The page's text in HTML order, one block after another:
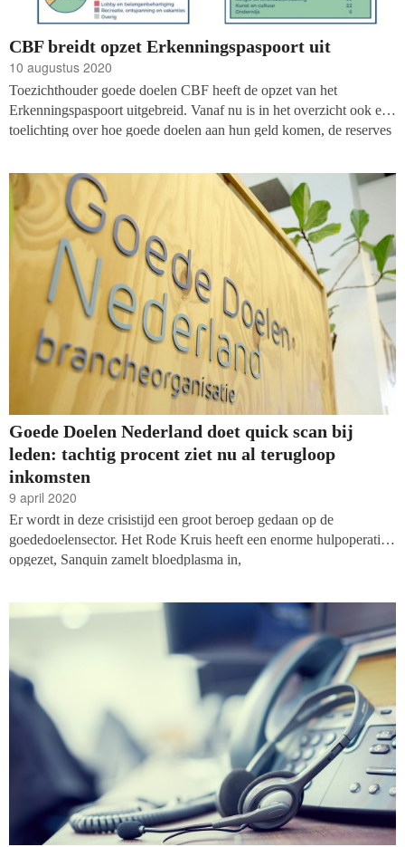
CBF breidt opzet Erkenningspaspoort uit
10 augustus 2020
Toezichthouder goede doelen CBF heeft de opzet van het
Erkenningspaspoort uitgebreid. Vanaf nu is in het overzicht ook een
toelichting over hoe goede doelen aan hun geld komen, de reserves
twee jaren makkelijker met elkaar worden vergeleken en zijn de
diagrammen duidelijker gemaakt.
Goede Doelen Nederland doet quick scan bij
leden: tachtig procent ziet nu al terugloop
inkomsten
9 april 2020
Er wordt in deze crisistijd een groot beroep gedaan op de
goededoelensector. Het Rode Kruis heeft een enorme hulpoperatie
opgezet, Sanquin zamelt bloedplasma in,
mensen in een zwak gezondheidssysteem en (mentale)
gezondheidsorganisaties doen op allerlei manieren aan voorlichting.
Toch maakt het merendeel van de goede doelen zich zorgen over de
toekomst, blijkt uit een ‘quick scan’ van Goede Doelen Nederland
onder haar leden.